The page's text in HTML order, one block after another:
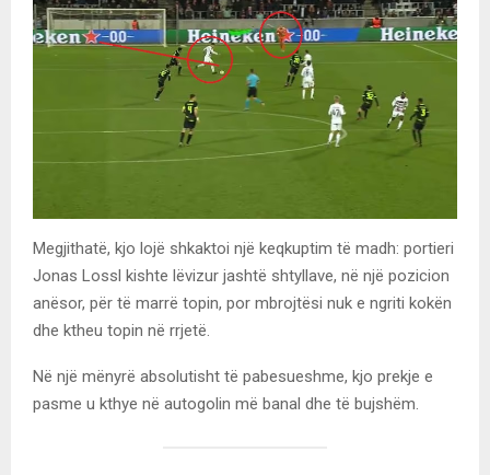
Megjithatë, kjo lojë shkaktoi një keqkuptim të madh: portieri
Jonas Lossl kishte lëvizur jashtë shtyllave, në një pozicion
anësor, për të marrë topin, por mbrojtësi nuk e ngriti kokën
dhe ktheu topin në rrjetë.
Në një mënyrë absolutisht të pabesueshme, kjo prekje e
pasme u kthye në autogolin më banal dhe të bujshëm.